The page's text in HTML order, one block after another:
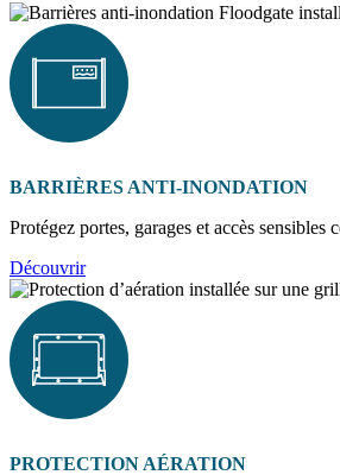
BARRIÈRES ANTI-INONDATION
Protégez portes, garages et accès sensibles
Découvrir
PROTECTION AÉRATION